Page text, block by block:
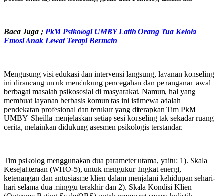
Baca Juga ; PkM Psikologi UMBY Latih Orang Tua Kelola
Emosi Anak Lewat Terapi Bermain
Mengusung visi edukasi dan intervensi langsung, layanan konseling
ini dirancang untuk mendukung pencegahan dan penanganan awal
berbagai masalah psikososial di masyarakat. Namun, hal yang
membuat layanan berbasis komunitas ini istimewa adalah
pendekatan profesional dan terukur yang diterapkan Tim PkM
UMBY. Sheilla menjelaskan setiap sesi konseling tak sekadar ruang
cerita, melainkan didukung asesmen psikologis terstandar.
Tim psikolog menggunakan dua parameter utama, yaitu: 1). Skala
Kesejahteraan (WHO-5), untuk mengukur tingkat energi,
ketenangan dan antusiasme klien dalam menjalani kehidupan sehari-
hari selama dua minggu terakhir dan 2). Skala Kondisi Klien